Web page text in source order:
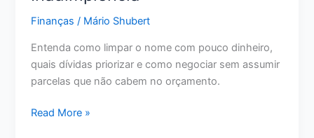
Finanças / Mário Shubert
Entenda como limpar o nome com pouco dinheiro,
quais dívidas priorizar e como negociar sem assumir
parcelas que não cabem no orçamento.
Como
Read More »